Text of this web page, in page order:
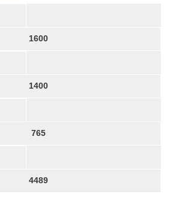
1600
1400
765
4489